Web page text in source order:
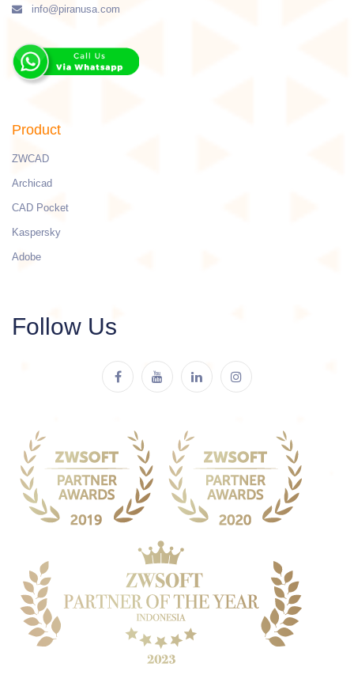
info@piranusa.com
Product
ZWCAD
Archicad
CAD Pocket
Kaspersky
Adobe
Follow Us